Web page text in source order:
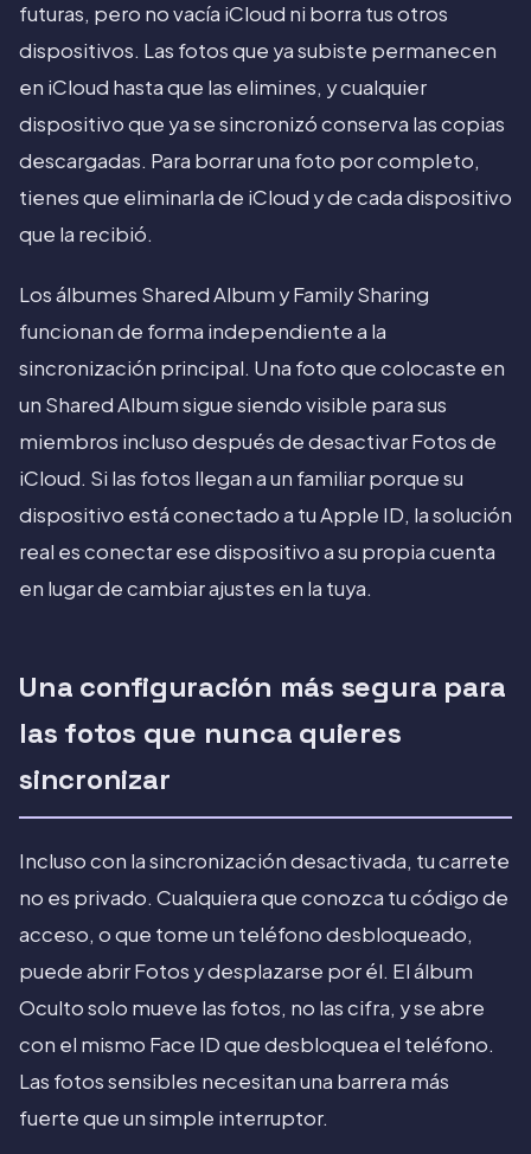
futuras, pero no vacía iCloud ni borra tus otros
dispositivos. Las fotos que ya subiste permanecen
en iCloud hasta que las elimines, y cualquier
dispositivo que ya se sincronizó conserva las copias
descargadas. Para borrar una foto por completo,
tienes que eliminarla de iCloud y de cada dispositivo
que la recibió.
Los álbumes Shared Album y Family Sharing
funcionan de forma independiente a la
sincronización principal. Una foto que colocaste en
un Shared Album sigue siendo visible para sus
miembros incluso después de desactivar Fotos de
iCloud. Si las fotos llegan a un familiar porque su
dispositivo está conectado a tu Apple ID, la solución
real es conectar ese dispositivo a su propia cuenta
en lugar de cambiar ajustes en la tuya.
Una configuración más segura para
las fotos que nunca quieres
sincronizar
Incluso con la sincronización desactivada, tu carrete
no es privado. Cualquiera que conozca tu código de
acceso, o que tome un teléfono desbloqueado,
puede abrir Fotos y desplazarse por él. El álbum
Oculto solo mueve las fotos, no las cifra, y se abre
con el mismo Face ID que desbloquea el teléfono.
Las fotos sensibles necesitan una barrera más
fuerte que un simple interruptor.